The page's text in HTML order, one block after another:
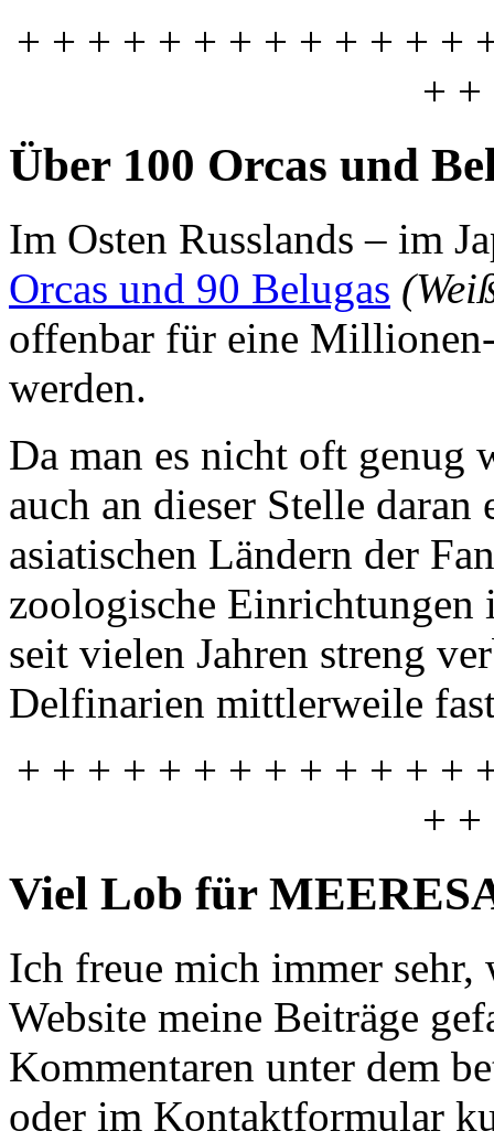
+ + + + + + + + + + + + +
+ +
Über 100 Orcas und
Im Osten Russlands – im
Orcas und 90 Belugas
offenbar für eine
werden.
Da man es nicht oft genug
auch an dieser Stelle daran
asiatischen Ländern der
zoologische Einrichtungen
seit vielen Jahren streng
Delfinarien mittlerweile
+ + + + + + + + + + + + +
+ +
Viel Lob für
Ich freue mich immer sehr,
Website meine Beiträge
Kommentaren unter dem
oder im Kontaktformular